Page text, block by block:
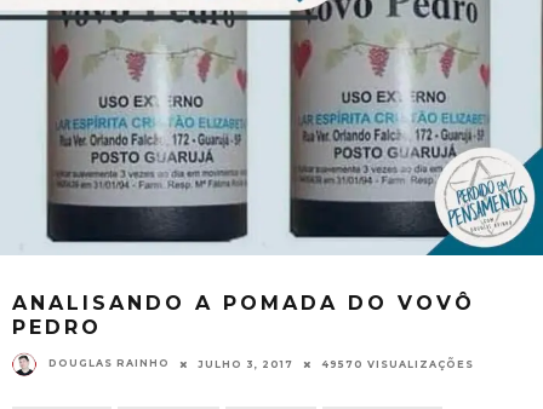
ANALISANDO A POMADA DO VOVÔ
PEDRO
DOUGLAS RAINHO JULHO 3, 2017 49570 VISUALIZAÇÕES